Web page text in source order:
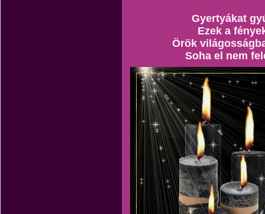
Gyertyákat
Ezek a
Örök
Soha el nem